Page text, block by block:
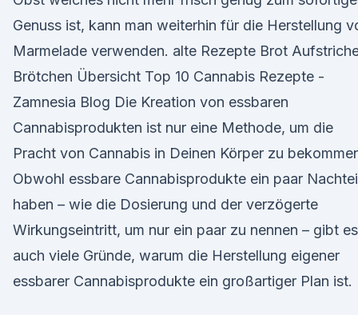
Genuss ist, kann man weiterhin für die Herstellung
Marmelade verwenden. alte Rezepte Brot
Brötchen Übersicht Top 10 Cannabis Rezepte -
Zamnesia Blog Die Kreation von essbaren
Cannabisprodukten ist nur eine Methode, um die
Pracht von Cannabis in Deinen Körper zu
Obwohl essbare Cannabisprodukte ein paar
haben – wie die Dosierung und der verzögerte
Wirkungseintritt, um nur ein paar zu nennen – gibt es
auch viele Gründe, warum die Herstellung eigener
essbarer Cannabisprodukte ein großartiger Plan ist.